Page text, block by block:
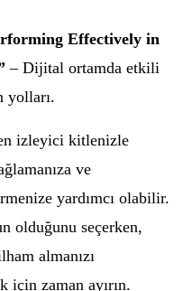
Effectively in
– Dijital ortamda etkili
yolları.
izleyici kitlenizle
ve
yardımcı olabilir.
olduğunu seçerken,
almanızı
için zaman ayırın.